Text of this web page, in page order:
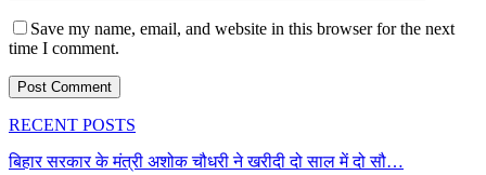
Save my name, email, and website in this browser for the next
time I comment.
RECENT POSTS
बिहार सरकार के मंत्री अशोक चौधरी ने खरीदी दो साल में दो सौ…